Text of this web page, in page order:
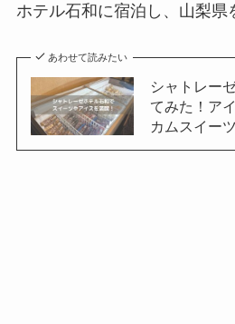
ホテル石和に宿泊し、山梨県
あわせて読みたい
シャトレー
てみた！ア
カムスイー